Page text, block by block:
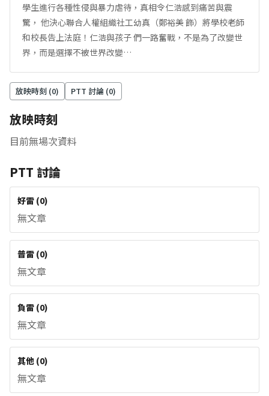
學生進行各種性侵與暴力虐待，真相令仁浩感到痛苦與震
驚， 他決心聯合人權組織社工幼真（鄭裕美 飾）將學校老師
和校長告上法庭！仁浩與孩子 們一路奮戰，不是為了改變世
界，而是選擇不被世界改變…
放映時刻 (0) PTT 討論 (0)
放映時刻
目前無場次資料
PTT 討論
好雷 (0)
無文章
普雷 (0)
無文章
負雷 (0)
無文章
其他 (0)
無文章